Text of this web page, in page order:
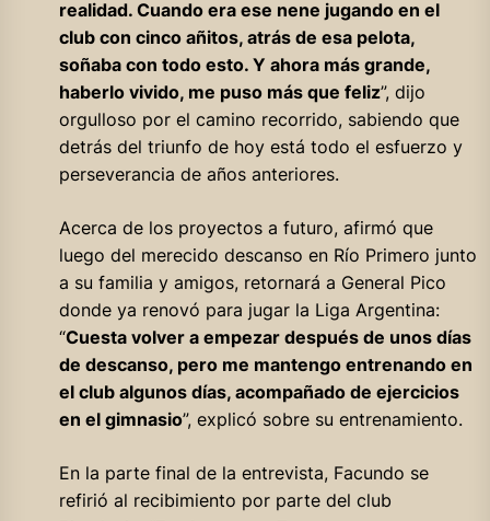
realidad. Cuando era ese nene jugando en el
club con cinco añitos, atrás de esa pelota,
soñaba con todo esto. Y ahora más grande,
haberlo vivido, me puso más que feliz”, dijo
orgulloso por el camino recorrido, sabiendo que
detrás del triunfo de hoy está todo el esfuerzo y
perseverancia de años anteriores.
Acerca de los proyectos a futuro, afirmó que
luego del merecido descanso en Río Primero junto
a su familia y amigos, retornará a General Pico
donde ya renovó para jugar la Liga Argentina:
“Cuesta volver a empezar después de unos días
de descanso, pero me mantengo entrenando en
el club algunos días, acompañado de ejercicios
en el gimnasio”, explicó sobre su entrenamiento.
En la parte final de la entrevista, Facundo se
refirió al recibimiento por parte del club